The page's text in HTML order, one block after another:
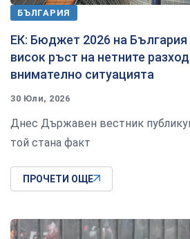
БЪЛГАРИЯ
ЕК: Бюджет 2026 на
висок ръст на нетните
внимателно ситуацията
30 Юли, 2026
Днес Държавен вестник
той стана факт
ПРОЧЕТИ ОЩЕ